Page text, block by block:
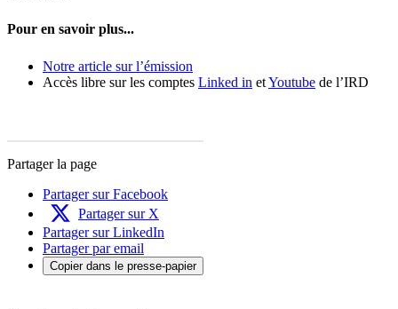
Pour en savoir plus...
Notre article sur l’émission
Accès libre sur les comptes Linked in etYoutube de l’IRD
Partager la page
Partager sur Facebook
Partager sur X
Partager sur LinkedIn
Partager par email
Copier dans le presse-papier